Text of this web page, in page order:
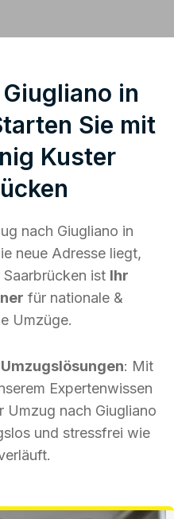
in
Sie mit
Kuster
nach Giugliano in
neue Adresse liegt,
ist Ihr
für nationale &
Umzüge.
: Mit
Expertenwissen
Umzug nach Giugliano
und stressfrei wie